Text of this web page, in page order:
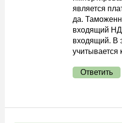
является
да.
входящий
входящий. В
учитывается
Ответить